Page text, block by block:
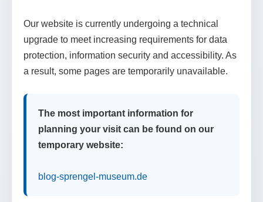
Our website is currently undergoing a technical
upgrade to meet increasing requirements for data
protection, information security and accessibility. As
a result, some pages are temporarily unavailable.
The most important information for
planning your visit can be found on our
temporary website:
blog-sprengel-museum.de